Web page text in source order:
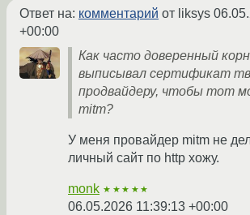
Ответ на: комментарий от liksys
+00:00
Как часто доверенный
выписывал сертификат
продвайдеру, чтобы тот
mitm?
У меня провайдер mitm не
личный сайт по http хожу.
monk ★★★★★
06.05.2026 11:39:13 +00:00